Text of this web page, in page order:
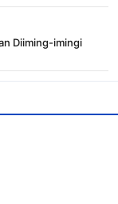
Diiming-imingi